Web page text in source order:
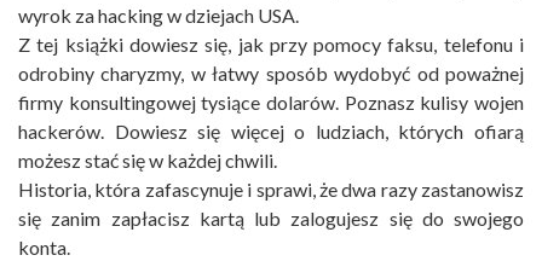
wyrok za hacking w dziejach USA.
Z tej książki dowiesz się, jak przy pomocy faksu, telefonu i
odrobiny charyzmy, w łatwy sposób wydobyć od poważnej
firmy konsultingowej tysiące dolarów. Poznasz kulisy wojen
hackerów. Dowiesz się więcej o ludziach, których ofiarą
możesz stać się w każdej chwili.
Historia, która zafascynuje i sprawi, że dwa razy zastanowisz
się zanim zapłacisz kartą lub zalogujesz się do swojego
konta.